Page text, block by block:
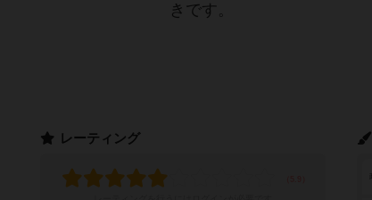
きです。
レーティング